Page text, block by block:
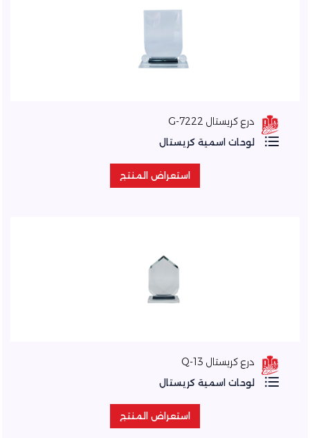
درع كريستال 7222-G
لوحات اسمية كريستال
استعراض المنتج
استعراض المنتج
درع كريستال Q-13
لوحات اسمية كريستال
استعراض المنتج
استعراض المنتج